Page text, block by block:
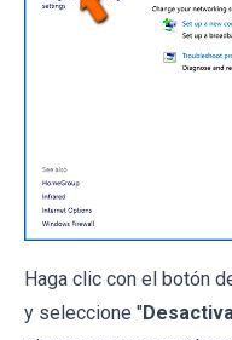
Haga clic con el botón
y seleccione "